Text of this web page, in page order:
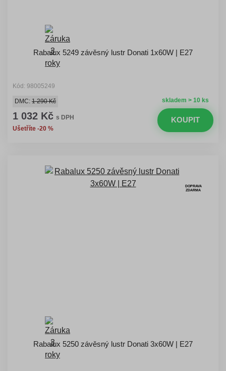
Rabalux 5249 závěsný lustr Donati 1x60W | E27
Kód: 98005249
skladem > 10 ks
DMC: 1 290 Kč
1 032 Kč s DPH
Ušetříte -20 %
KOUPIT
DOPRAVA
ZDARMA
Rabalux 5250 závěsný lustr Donati 3x60W | E27